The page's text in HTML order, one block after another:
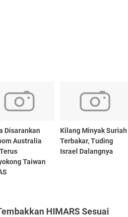
Disarankan
Australia
Taiwan
Kilang Minyak Suriah
Terbakar, Tuding
Israel Dalangnya
HIMARS Sesuai